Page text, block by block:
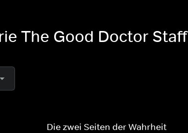
The Good Doctor
Die zwei Seiten der Wahrheit